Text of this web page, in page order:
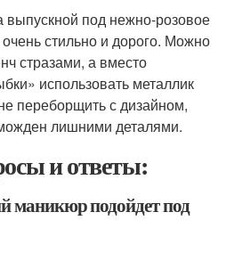
под нежно-розовое
очень стильно и дорого. Можно
стразами, а вместо
использовать металлик
переборщить с дизайном,
лишними деталями.
и ответы:
маникюр подойдет под